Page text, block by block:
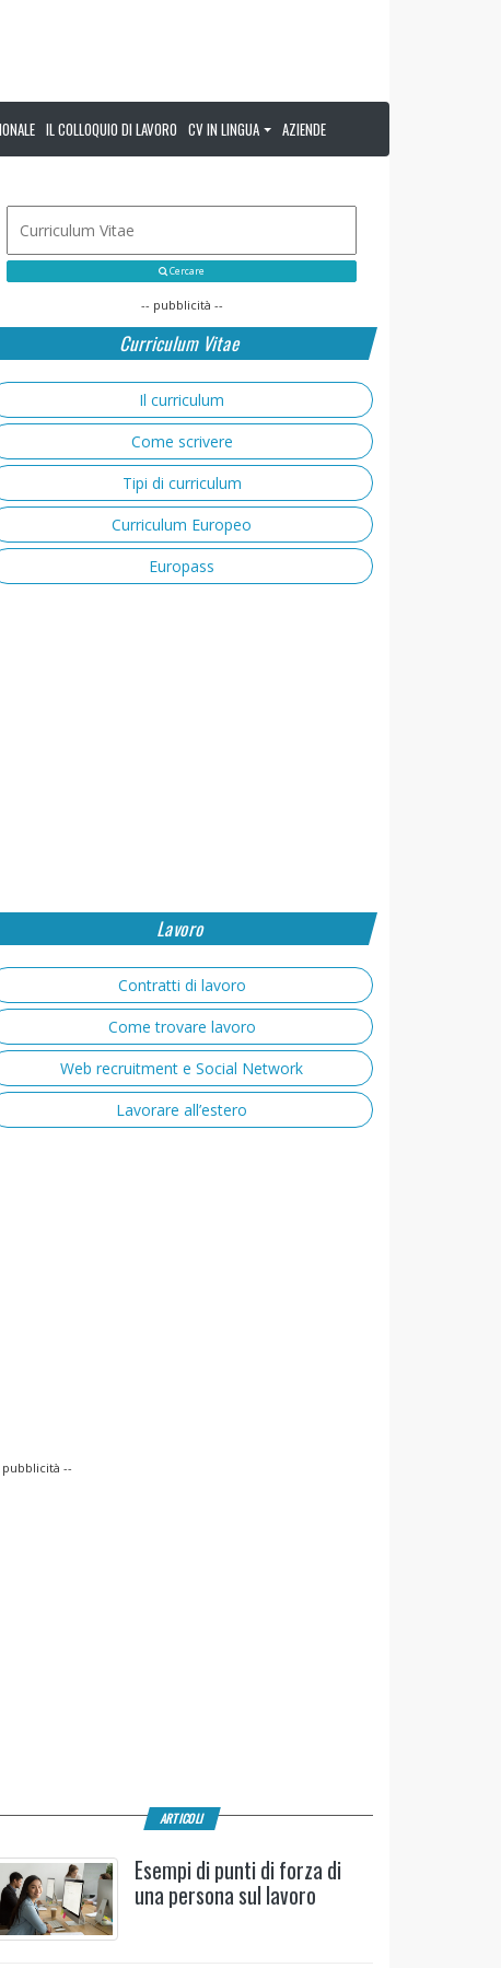
IL COLLOQUIO DI LAVORO CV IN LINGUA AZIENDE
Cercare
-- pubblicità --
Curriculum Vitae
Il curriculum
Come scrivere
Tipi di curriculum
Curriculum Europeo
Europass
Lavoro
Contratti di lavoro
Come trovare lavoro
Web recruitment e Social Network
Lavorare all’estero
pubblicità --
ARTICOLI
Esempi di punti di forza di
una persona sul lavoro